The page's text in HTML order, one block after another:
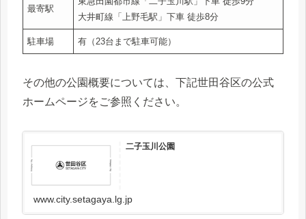
最寄駅
大井町線「上野毛駅」下車 徒歩8分
駐車場 有（23台まで駐車可能）
その他の公園概要については、下記世田谷区の公式
ホームページをご参照ください。
二子玉川公園
www.city.setagaya.lg.jp